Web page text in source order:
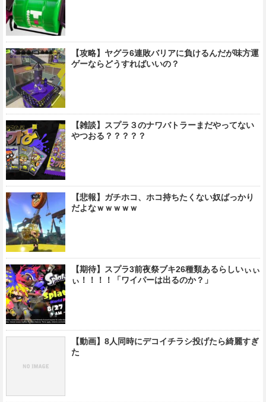
【攻略】ヤグラ6連敗バリアに負けるんだが味方運
ゲーならどうすればいいの？
【雑談】スプラ３のナワバトラーまだやってない
やつおる？？？？？
【悲報】ガチホコ、ホコ持ちたくない奴ばっかり
だよなｗｗｗｗｗ
【期待】スプラ3前夜祭ブキ26種類あるらしいぃぃ
ぃ！！！！「ワイパーは出るのか？」
【動画】8人同時にデコイチラシ投げたら綺麗すぎ
た